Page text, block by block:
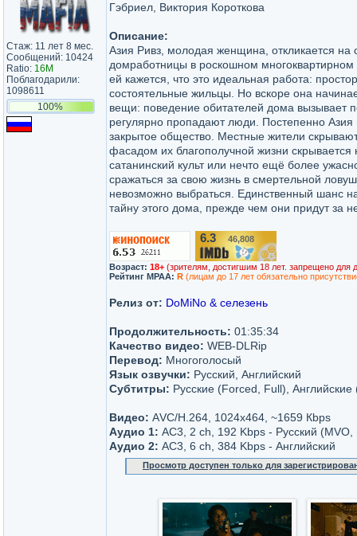
Стаж: 11 лет 8 мес.
Сообщений: 10424
Ratio: 16M
Поблагодарили:
1098611
100%
Гэбриел, Виктория Короткова
Описание:
Азия Ривз, молодая женщина, откликается на
домработницы в роскошном
ей кажется, что это идеальная работа:
состоятельные жильцы. Но вскоре она
вещи: поведение обитателей дома вызывает
регулярно пропадают люди. Постепенно Азия
закрытое общество. Местные жители
фасадом их благополучной жизни
сатанинский культ или нечто ещё более
сражаться за свою жизнь в смертельной
невозможно выбраться. Единственный шанс
тайну этого дома, прежде чем они придут за
6.3 46,808
Возраст: 18+ (зрителям, достигшим 18 лет. запрещено для
Рейтинг MPAA: R (лицам до 17 лет обязательно
Релиз от: DoMiNo & селезень
Продолжительность: 01:35:34
Качество видео: WEB-DLRip
Перевод: Многоголосый
Язык озвучки: Русский, Английский
Субтитры: Русские (Forced, Full), Английские
Видео: АVC/H.264, 1024x464, ~1659 Кbps
Аудио 1: AC3, 2 ch, 192 Kbps - Русский (MVO,
Аудио 2: AC3, 6 ch, 384 Kbps - Английский
Просмотр доступен только для